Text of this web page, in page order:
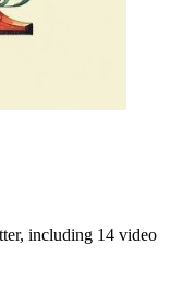
including 14 video